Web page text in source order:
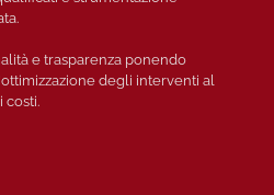
e trasparenza ponendo
degli interventi al
costi.